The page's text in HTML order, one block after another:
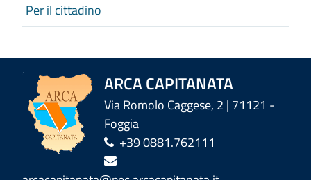
Per il cittadino
ARCA CAPITANATA
Via Romolo Caggese, 2 | 71121 -
Foggia
+39 0881.762111